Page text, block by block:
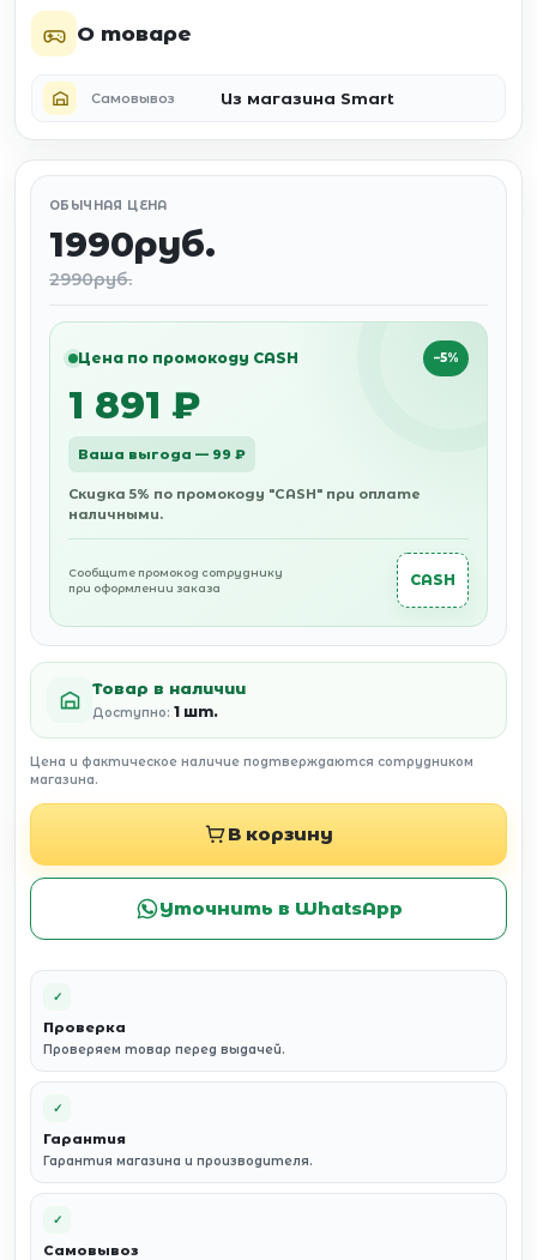
О товаре
Самовывоз Из магазина Smart
ОБЫЧНАЯ ЦЕНА
1990руб.
2990руб.
Цена по промокоду CASH −5%
1 891 ₽
Ваша выгода — 99 ₽
Скидка 5% по промокоду "CASH" при оплате
наличными.
Сообщите промокод сотруднику
при оформлении заказа
CASH
Товар в наличии
Доступно: 1 шт.
Цена и фактическое наличие подтверждаются сотрудником
магазина.
В корзину
Уточнить в WhatsApp
✓
Проверка
Проверяем товар перед выдачей.
✓
Гарантия
Гарантия магазина и производителя.
✓
Самовывоз